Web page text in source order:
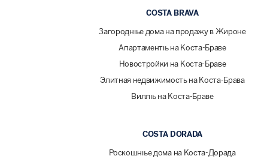
COSTA BRAVA
Загородные дома на продажу в Жироне
Апартаменты на Коста-Браве
Новостройки на Коста-Браве
Элитная недвижимость на Коста-Брава
Виллы на Коста-Браве
COSTA DORADA
Роскошные дома на Коста-Дорада